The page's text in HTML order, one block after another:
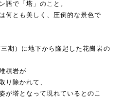
語で「塔」のこと。
何とも美しく、圧倒的な景色で
期）に地下から隆起した花崗岩の
積岩が
り除かれて、
が塔となって現れているとのこ